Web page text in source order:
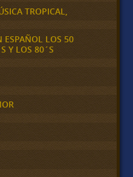
TROPICAL,
LOS 50
Y LOS 80´S